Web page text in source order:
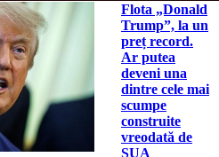
Flota „Donald
Trump”, la un
preț record.
Ar putea
deveni una
dintre cele mai
scumpe
construite
vreodată de
SUA